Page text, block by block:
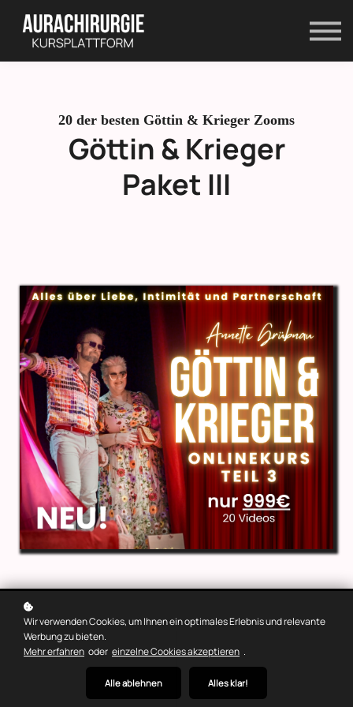
20 der besten Göttin & Krieger Zooms
Göttin & Krieger
Paket III
Wir verwenden Cookies, um Ihnen ein optimales Erlebnis und relevante
Werbung zu bieten.
Mehr erfahren oder einzelne Cookies akzeptieren .
Alle ablehnen Alles klar!